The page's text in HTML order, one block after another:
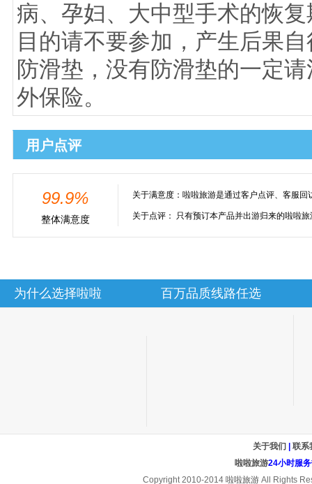
病、孕妇、大中型手术的恢
目的请不要参加，产生后果
防滑垫，没有防滑垫的一定
外保险。
用户点评
99.9%
整体满意度
关于满意度： 啦啦旅游是通过客户点评、客服回
关于点评： 只有预订本产品并出游归来的啦啦
为什么选择啦啦 百万品质线路任选
关于我们
联系
啦啦旅游24小时服
Copyright 2010-2014 啦啦旅游All Rights